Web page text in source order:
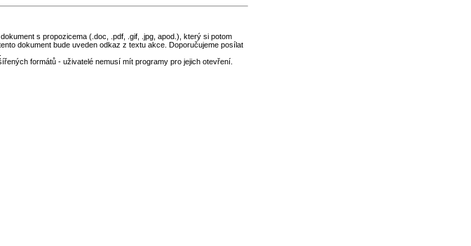
s propozicema (.doc, .pdf, .gif, .jpg, apod.), který si potom
dokument bude uveden odkaz z textu akce. Doporučujeme posílat
formátů - uživatelé nemusí mít programy pro jejich otevření.